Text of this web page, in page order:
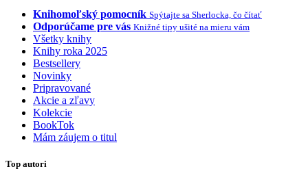
Knihomoľský pomocník Spýtajte sa Sherlocka, čo čítať
Odporúčame pre vás Knižné tipy ušité na mieru vám
Všetky knihy
Knihy roka 2025
Bestsellery
Novinky
Pripravované
Akcie a zľavy
Kolekcie
BookTok
Mám záujem o titul
Top autori